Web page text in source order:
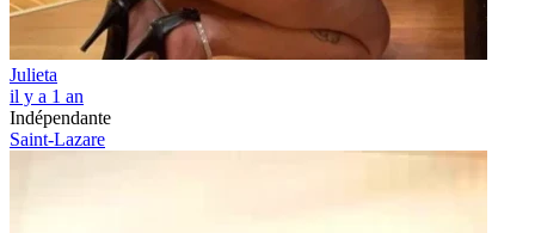
Julieta
il y a 1 an
Indépendante
Saint-Lazare